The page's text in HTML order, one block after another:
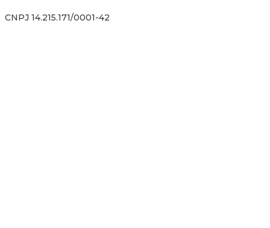
CNPJ 14.215.171/0001-42